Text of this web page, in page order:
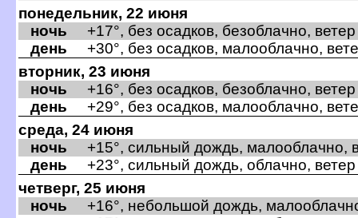
понедельник, 22 июня
ночь +17°, без осадков, безоблачно,
день +30°, без осадков, малооблачно,
торник, 23 июня
ночь +16°, без осадков, безоблачно,
день +29°, без осадков, малооблачно,
среда, 24 июня
ночь +15°, сильный дождь, малооблачно,
день +23°, сильный дождь, облачно,
четверг, 25 июня
ночь +16°, небольшой дождь,